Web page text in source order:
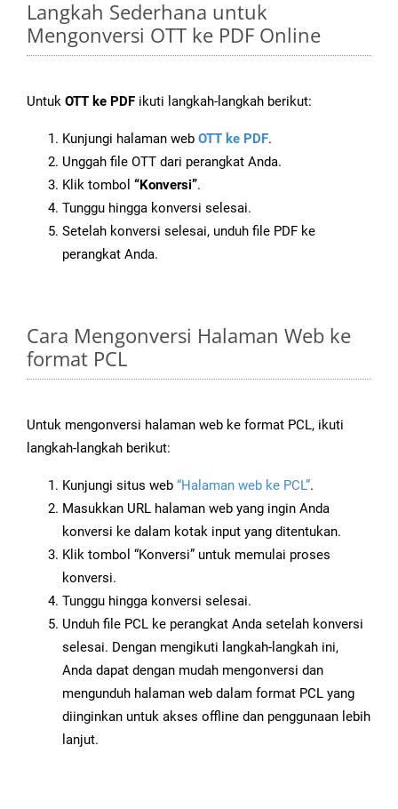
Langkah Sederhana untuk
Mengonversi OTT ke PDF Online
Untuk OTT ke PDF ikuti langkah-langkah berikut:
Kunjungi halaman web OTT ke PDF.
Unggah file OTT dari perangkat Anda.
Klik tombol “Konversi”.
Tunggu hingga konversi selesai.
Setelah konversi selesai, unduh file PDF ke
perangkat Anda.
Cara Mengonversi Halaman Web ke
format PCL
Untuk mengonversi halaman web ke format PCL, ikuti
langkah-langkah berikut:
Kunjungi situs web “Halaman web ke PCL”.
Masukkan URL halaman web yang ingin Anda
konversi ke dalam kotak input yang ditentukan.
Klik tombol “Konversi” untuk memulai proses
konversi.
Tunggu hingga konversi selesai.
Unduh file PCL ke perangkat Anda setelah konversi
selesai. Dengan mengikuti langkah-langkah ini,
Anda dapat dengan mudah mengonversi dan
mengunduh halaman web dalam format PCL yang
diinginkan untuk akses offline dan penggunaan lebih
lanjut.